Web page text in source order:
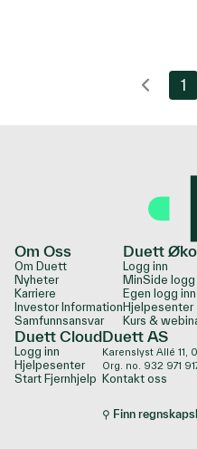
1
Om Oss
Om Duett
Nyheter
Karriere
Investor Information
Samfunnsansvar
Duett
Logg inn
MinSide logg
Egen logg inn
Hjelpesenter
Kurs &
Duett Cloud
Logg inn
Hjelpesenter
Start Fjernhjelp
Duett AS
Karenslyst Allé 11,
Org. no. 932 971
Kontakt oss
⚲ Finn